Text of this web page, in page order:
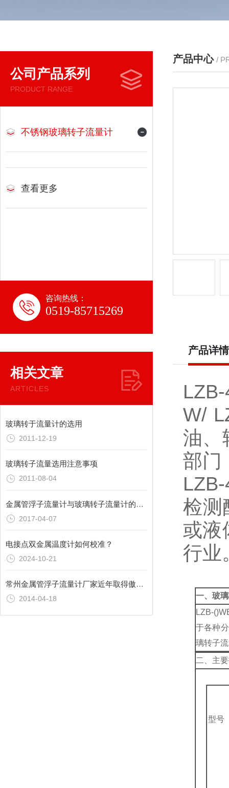
公司产品系列
PRODUCT RANGE
不锈钢玻璃转子流量计
查看更多
咨询热线：
0519-85715269
相关文章
ARTICLES
玻璃转于流量计的选用
2011-12-19
玻璃转子流量选用注意事项
2011-08-04
金属管浮子流量计与玻璃转子流量计的区别和功能
2017-04-07
电接点双金属温度计如何校准？
2024-10-21
常州金属管浮子流量计厂家近年取得傲人的成绩
2014-04-18
产品中心 /
产品详情
W/
油、
部门
检测
或液
行业
一、玻
LZB-
于各种
璃转子
二、主
型号